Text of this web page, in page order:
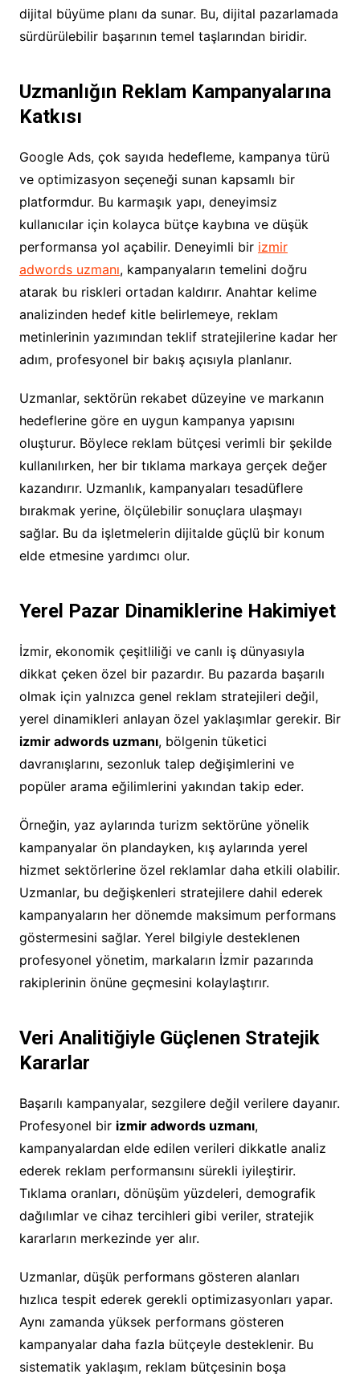
dijital büyüme planı da sunar. Bu, dijital pazarlamada
sürdürülebilir başarının temel taşlarından biridir.
Uzmanlığın Reklam Kampanyalarına
Katkısı
Google Ads, çok sayıda hedefleme, kampanya türü
ve optimizasyon seçeneği sunan kapsamlı bir
platformdur. Bu karmaşık yapı, deneyimsiz
kullanıcılar için kolayca bütçe kaybına ve düşük
performansa yol açabilir. Deneyimli bir izmir
adwords uzmanı, kampanyaların temelini doğru
atarak bu riskleri ortadan kaldırır. Anahtar kelime
analizinden hedef kitle belirlemeye, reklam
metinlerinin yazımından teklif stratejilerine kadar her
adım, profesyonel bir bakış açısıyla planlanır.
Uzmanlar, sektörün rekabet düzeyine ve markanın
hedeflerine göre en uygun kampanya yapısını
oluşturur. Böylece reklam bütçesi verimli bir şekilde
kullanılırken, her bir tıklama markaya gerçek değer
kazandırır. Uzmanlık, kampanyaları tesadüflere
bırakmak yerine, ölçülebilir sonuçlara ulaşmayı
sağlar. Bu da işletmelerin dijitalde güçlü bir konum
elde etmesine yardımcı olur.
Yerel Pazar Dinamiklerine Hakimiyet
İzmir, ekonomik çeşitliliği ve canlı iş dünyasıyla
dikkat çeken özel bir pazardır. Bu pazarda başarılı
olmak için yalnızca genel reklam stratejileri değil,
yerel dinamikleri anlayan özel yaklaşımlar gerekir. Bir
izmir adwords uzmanı, bölgenin tüketici
davranışlarını, sezonluk talep değişimlerini ve
popüler arama eğilimlerini yakından takip eder.
Örneğin, yaz aylarında turizm sektörüne yönelik
kampanyalar ön plandayken, kış aylarında yerel
hizmet sektörlerine özel reklamlar daha etkili olabilir.
Uzmanlar, bu değişkenleri stratejilere dahil ederek
kampanyaların her dönemde maksimum performans
göstermesini sağlar. Yerel bilgiyle desteklenen
profesyonel yönetim, markaların İzmir pazarında
rakiplerinin önüne geçmesini kolaylaştırır.
Veri Analitiğiyle Güçlenen Stratejik
Kararlar
Başarılı kampanyalar, sezgilere değil verilere dayanır.
Profesyonel bir izmir adwords uzmanı,
kampanyalardan elde edilen verileri dikkatle analiz
ederek reklam performansını sürekli iyileştirir.
Tıklama oranları, dönüşüm yüzdeleri, demografik
dağılımlar ve cihaz tercihleri gibi veriler, stratejik
kararların merkezinde yer alır.
Uzmanlar, düşük performans gösteren alanları
hızlıca tespit ederek gerekli optimizasyonları yapar.
Aynı zamanda yüksek performans gösteren
kampanyalar daha fazla bütçeyle desteklenir. Bu
sistematik yaklaşım, reklam bütçesinin boşa